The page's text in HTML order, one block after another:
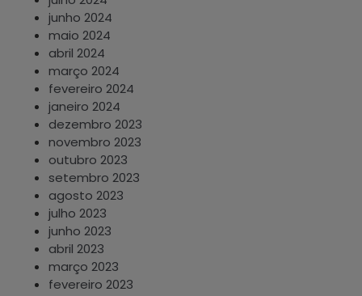
junho 2024
maio 2024
abril 2024
março 2024
fevereiro 2024
janeiro 2024
dezembro 2023
novembro 2023
outubro 2023
setembro 2023
agosto 2023
julho 2023
junho 2023
abril 2023
março 2023
fevereiro 2023